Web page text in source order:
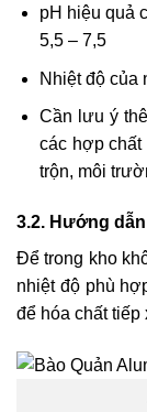
pH hiệu quả
5,5 – 7,5
Nhiệt độ của
Cần lưu ý
các hợp
trộn, môi
3.2. Hướng
Để trong kho
nhiệt độ phù
để hóa chất